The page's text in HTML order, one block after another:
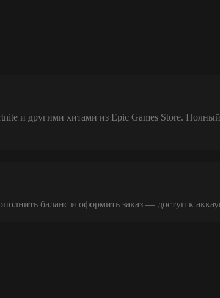
и другими хитами из Epic Games Store.
баланс и оформить заказ — доступ к